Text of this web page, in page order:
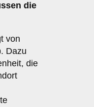
die
von
Dazu
die